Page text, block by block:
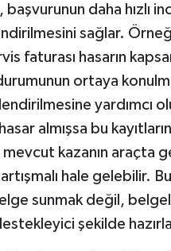
başvurunun daha hızlı
sağlar.
faturası hasarın
ortaya
yardımcı
almışsa bu
mevcut kazanın araçta
hale gelebilir.
sunmak değil,
şekilde